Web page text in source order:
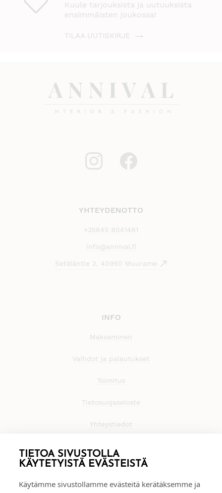
TIETOA SIVUSTOLLA
KÄYTETYISTÄ EVÄSTEISTÄ
Käytämme sivustollamme evästeitä kerätäksemme ja
Kuule tarjouksista ja uutuuksista
ensimmäisten joukossa!
TILAA UUTISKIRJE
YHTEYDENOTTO
+35845 8041481
info@annival.fi
Setäläntie 2, 40950 Muurame
INFO
Maksaminen
Vaihdot ja palautukset
Toimitus
Tietosuojaseloste
Yhteystiedot